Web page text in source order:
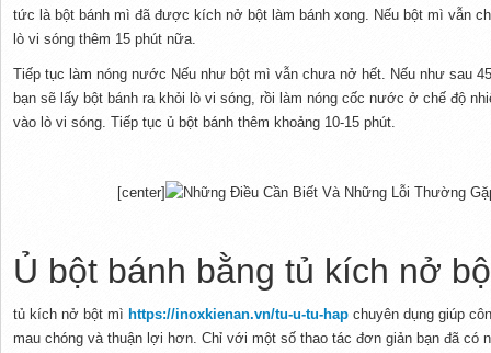
tức là bột bánh mì đã được kích nở bột làm bánh xong. Nếu bột mì vẫn
lò vi sóng thêm 15 phút nữa.
Tiếp tục làm nóng nước Nếu như bột mì vẫn chưa nở hết. Nếu như sau
bạn sẽ lấy bột bánh ra khỏi lò vi sóng, rồi làm nóng cốc nước ở chế độ
vào lò vi sóng. Tiếp tục ủ bột bánh thêm khoảng 10-15 phút.
[center]
Ủ bột bánh bằng tủ kích nở
tủ kích nở bột mì https://inoxkienan.vn/tu-u-tu-hapchuyên dụng giúp
mau chóng và thuận lợi hơn. Chỉ với một số thao tác đơn giản bạn đã có